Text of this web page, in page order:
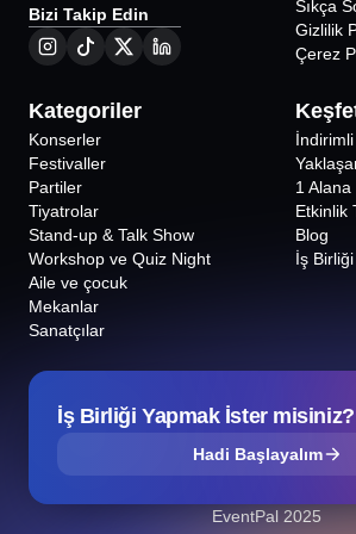
Bizi Takip Edin
Sıkça
Gizlilik
Çerez
Kategoriler
Konserler
Festivaller
Partiler
Tiyatrolar
Stand-up & Talk Show
Workshop ve Quiz Night
Aile ve çocuk
Mekanlar
Sanatçılar
1
Etkinlik
Blog
İş Birliği
İş Birliği Yapmak İster misiniz?
Hadi Başlayalım
EventPal 2025